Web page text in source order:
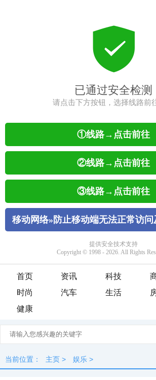
首页 资讯 科技
时尚
汽车 生活
健康
当前位置： 主页 > 娱乐 >